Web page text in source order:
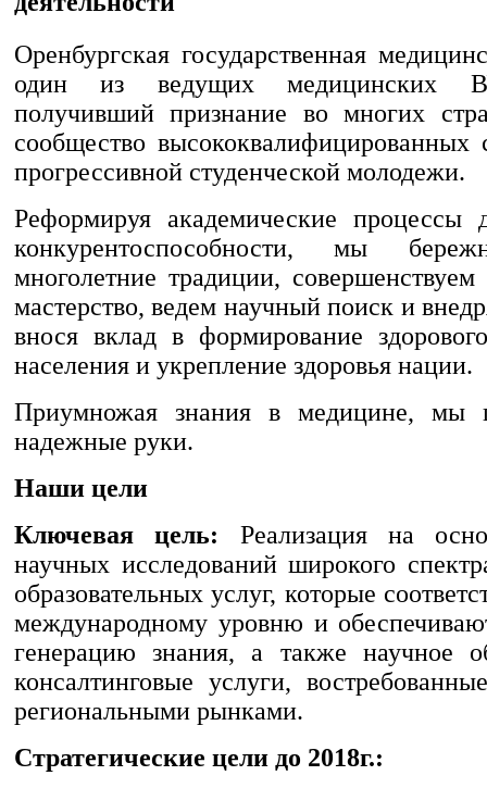
Оренбургская государственная
один из ведущих медицинских
получивший признание во многих
сообщество высококвалифицированных
прогрессивной студенческой молодежи.
Реформируя академические процессы
конкурентоспособности, мы
многолетние традиции, совершенствуем
мастерство, ведем научный поиск и
внося вклад в формирование
населения и укрепление здоровья нации.
Приумножая знания в медицине, мы
надежные руки.
Наши цели
Ключевая цель: Реализация на
научных исследований широкого
образовательных услуг, которые
международному уровню и
генерацию знания, а также научное
консалтинговые услуги,
региональными рынками.
Стратегические цели до 2018г.: